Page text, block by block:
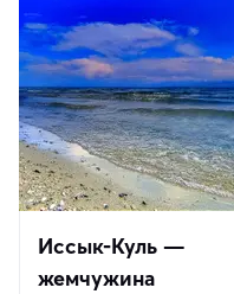
Иссык-Куль —
жемчужина